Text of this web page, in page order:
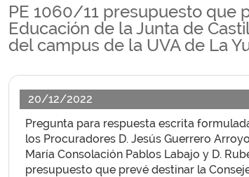
PE 1060/11 presupuesto que
Educación de la Junta de
del campus de la UVA de La
20/12/2022
Pregunta para respuesta escrita
los Procuradores D. Jesús Guerrero
María Consolación Pablos Labajo y D.
presupuesto que prevé destinar la